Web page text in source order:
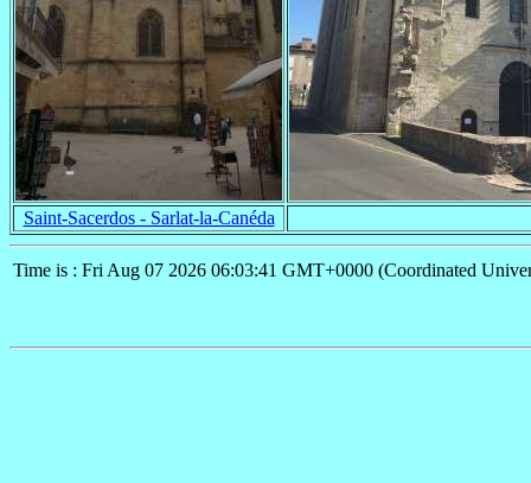
Saint-Sacerdos - Sarlat-la-Canéda
Time is : Fri Aug 07 2026 06:03:41 GMT+0000 (Coordinated